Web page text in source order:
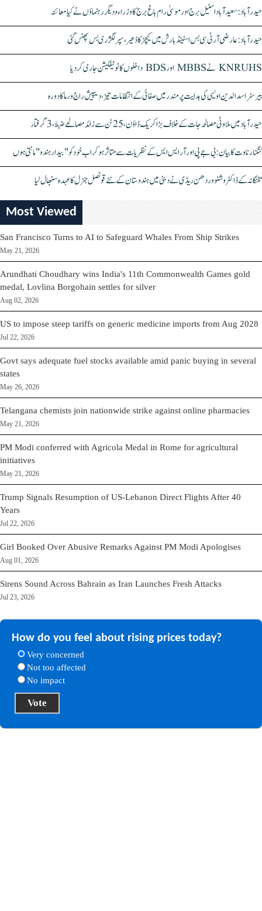
حیدرآباد: سعیدآباد اسٹیل برج اور موسیٰ رام باغ برج کا وزراء و دیگر رہنماؤں نے کیا معائنہ
حیدرآباد: عارضی آر ٹی سی بس اسٹینڈ بارش میں کیچڑ کا ڈھیر، سپر لگژری بس پھنس گئی
KNRUHS نے MBBS اور BDS داخلوں کا نوٹیفکیشن جاری کر دیا
بیرسٹر اسدالدین اویسی کی ہدایت پر مندر میں صفائی کے انتظامات تیز، دیپیش راج ورما کا دورہ
حیدرآباد میں ملاوٹی مصالحہ جات کے خلاف بڑا کریک ڈاؤن، 25 ٹن سے زائد مصالحے ضبط، 3 گرفتار
کنگنا رناوت کا بیان: بی جے پی اور آر ایس ایس کے نظریات سے متاثر ہو کر اب خود کو "بیدار ہندو" مانتی ہوں
تلنگانہ کے ڈاکٹر وشنو وردھن ریڈی نے دبئی میں ہندوستان کے نئے قونصل جنرل کا عہدہ سنبھال لیا
Most Viewed
San Francisco Turns to AI to Safeguard Whales From Ship Strikes
May 21, 2026
Arundhati Choudhary wins India's 11th Commonwealth Games gold
medal, Lovlina Borgohain settles for silver
Aug 02, 2026
US to impose steep tariffs on generic medicine imports from Aug 2028
Jul 22, 2026
Govt says adequate fuel stocks available amid panic buying in several
states
May 26, 2026
Telangana chemists join nationwide strike against online pharmacies
May 21, 2026
PM Modi conferred with Agricola Medal in Rome for agricultural
initiatives
May 21, 2026
Trump Signals Resumption of US-Lebanon Direct Flights After 40
Years
Jul 22, 2026
Girl Booked Over Abusive Remarks Against PM Modi Apologises
Aug 01, 2026
Sirens Sound Across Bahrain as Iran Launches Fresh Attacks
Jul 23, 2026
How do you feel about rising prices today?
Very concerned
Not too affected
No impact